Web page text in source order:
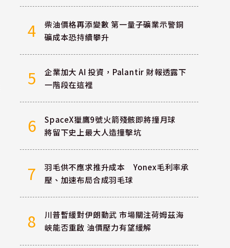
4
柴油價格再添變數 第一量子礦業示警銅
礦成本恐持續攀升
5
企業加大 AI 投資，Palantir 財報透露下
一階段在這裡
6
SpaceX獵鷹9號火箭殘骸即將撞月球
將留下史上最大人造撞擊坑
7
羽毛供不應求推升成本 Yonex毛利率承
壓、加速布局合成羽毛球
8
川普暫緩對伊朗動武 市場關注荷姆茲海
峽能否重啟 油價壓力有望緩解